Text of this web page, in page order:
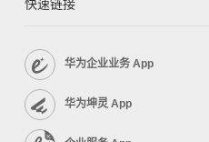
快速链接
华为企业业务 App
华为坤灵 App